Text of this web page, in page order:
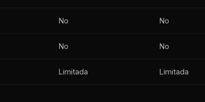
No No
No No
Limitada Limitada